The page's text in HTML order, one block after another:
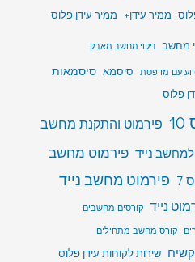
ממיר עידן+ ממיר עידן פלוס
מחשב ניקוי מחשב מאבק
עם מדפסת סיסמא סיסמאות
פלוס
פירמוט והתקנת מחשב
נייד פירמוט מחשב
7
פירמוט מחשב נייד
נייד קורסים מחשבים
קורס מחשב מתחילים
שירות לקוחות עידן פלוס